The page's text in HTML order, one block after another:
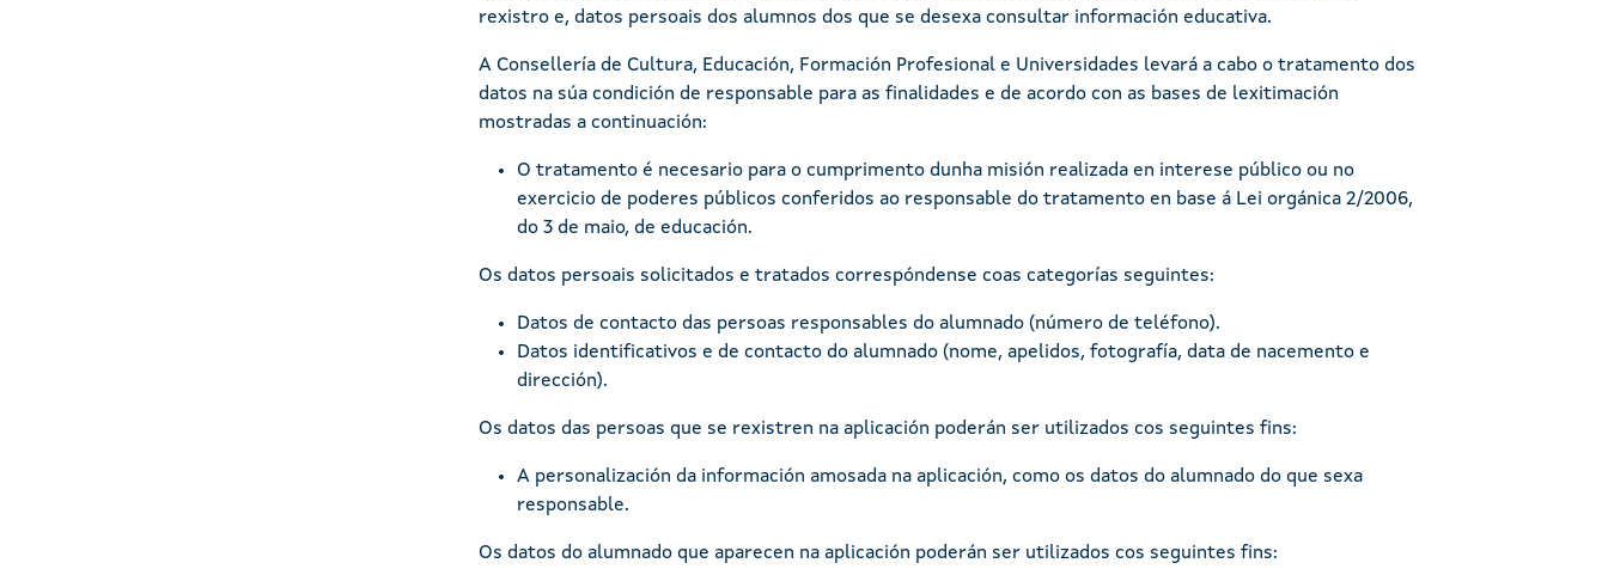
rexistro e, datos persoais dos alumnos dos que se desexa consultar información educativa.
A Consellería de Cultura, Educación, Formación Profesional e Universidades levará a cabo o tratamento dos
datos na súa condición de responsable para as finalidades e de acordo con as bases de lexitimación
mostradas a continuación:
O tratamento é necesario para o cumprimento dunha misión realizada en interese público ou no
exercicio de poderes públicos conferidos ao responsable do tratamento en base á Lei orgánica 2/2006,
do 3 de maio, de educación.
Os datos persoais solicitados e tratados correspóndense coas categorías seguintes:
Datos de contacto das persoas responsables do alumnado (número de teléfono).
Datos identificativos e de contacto do alumnado (nome, apelidos, fotografía, data de nacemento e
dirección).
Os datos das persoas que se rexistren na aplicación poderán ser utilizados cos seguintes fins:
A personalización da información amosada na aplicación, como os datos do alumnado do que sexa
responsable.
Os datos do alumnado que aparecen na aplicación poderán ser utilizados cos seguintes fins: